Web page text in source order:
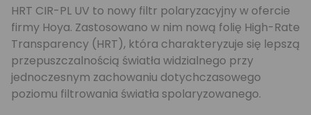
HRT CIR-PL UV to nowy filtr polaryzacyjny w ofercie
firmy Hoya. Zastosowano w nim nową folię High-Rate
Transparency (HRT), która charakteryzuje się lepszą
przepuszczalnością światła widzialnego przy
jednoczesnym zachowaniu dotychczasowego
poziomu filtrowania światła spolaryzowanego.